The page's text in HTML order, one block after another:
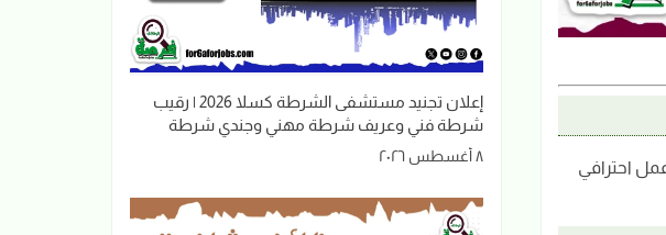
احترافي
إعلان تجنيد مستشفى الشرطة كسلا 2026 | رقيب
شرطة فني وعريف شرطة مهني وجندي شرطة
٨ أغسطس ٢٠٢٦